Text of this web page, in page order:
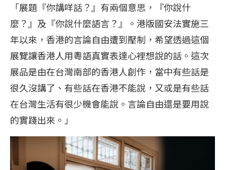
「展題『你講咩話？』有兩個意思，『你說什
麼？』及『你說什麼語言？』。港版國安法實施三
年以來，香港的言論自由遭到壓制，希望透過這個
展覽讓香港人用粵語真實表達心裡想說的話。這次
展品是由在台灣南部的香港人創作，當中有些話是
很久沒講了、有些話在香港不能說，又或是有些話
在台灣生活有很少機會能說。言論自由還是要用說
的實踐出來。」